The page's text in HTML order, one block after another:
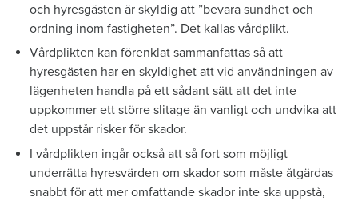
och hyresgästen är skyldig att ”bevara sundhet och
ordning inom fastigheten”. Det kallas vårdplikt.
Vårdplikten kan förenklat sammanfattas så att
hyresgästen har en skyldighet att vid användningen av
lägenheten handla på ett sådant sätt att det inte
uppkommer ett större slitage än vanligt och undvika att
det uppstår risker för skador.
I vårdplikten ingår också att så fort som möjligt
underrätta hyresvärden om skador som måste åtgärdas
snabbt för att mer omfattande skador inte ska uppstå,